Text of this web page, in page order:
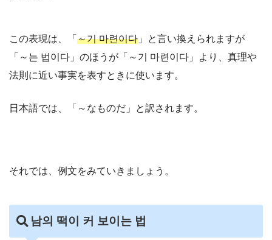
この表現は、「 ～기 마련이다 」と言い換えられますが
「～는 법이다」のほうが「～기 마련이다」より、真理や
法則に近い事実を表すときに使います。
日本語では、「～なものだ」と訳されます。
それでは、例文をみていきましょう。
남의 떡이 커 보이는 법